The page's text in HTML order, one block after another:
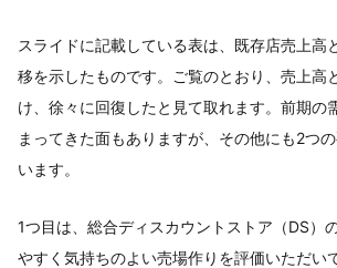
スライドに記載している表は、既存店売上高
移を示したものです。ご覧のとおり、売上高
け、徐々に回復したと見て取れます。前期の
まってきた面もありますが、その他にも2つ
います。
1つ目は、総合ディスカウントストア（DS）
やすく気持ちのよい売場作りを評価いただい